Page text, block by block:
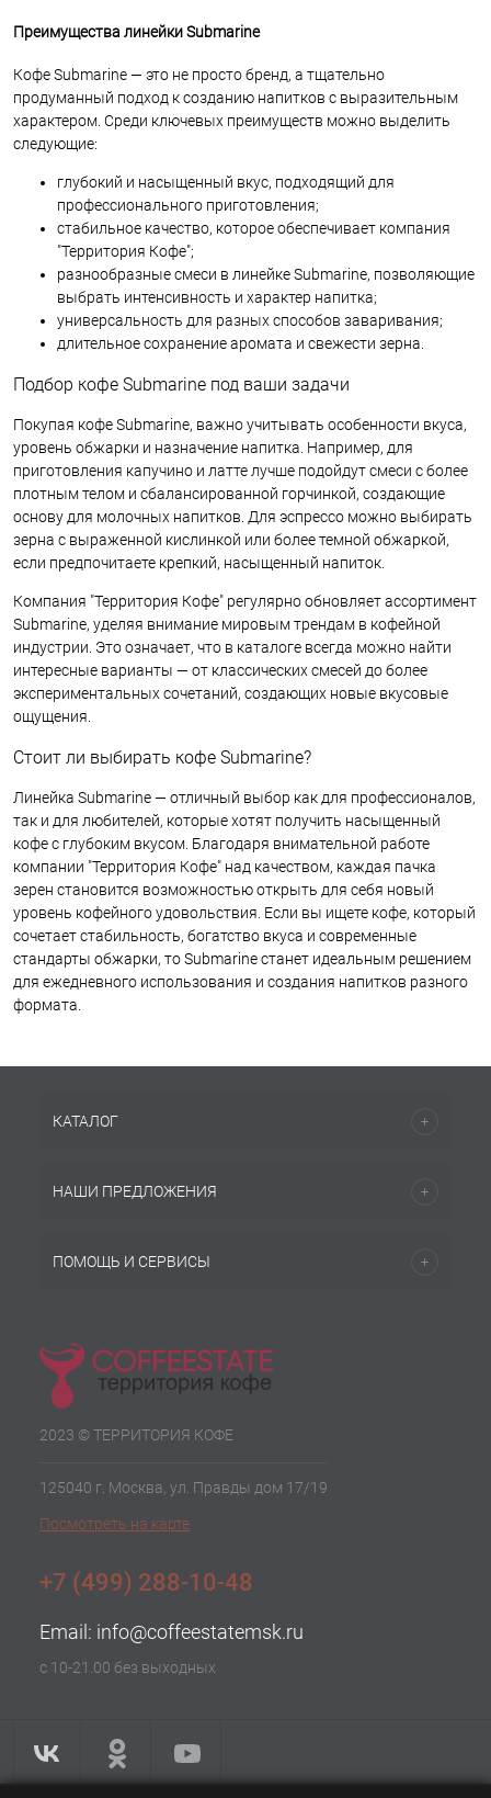
Преимущества линейки Submarine
Кофе Submarine — это не просто бренд, а тщательно
продуманный подход к созданию напитков с выразительным
характером. Среди ключевых преимуществ можно выделить
следующие:
глубокий и насыщенный вкус, подходящий для
профессионального приготовления;
стабильное качество, которое обеспечивает компания
"Территория Кофе";
разнообразные смеси в линейке Submarine, позволяющие
выбрать интенсивность и характер напитка;
универсальность для разных способов заваривания;
длительное сохранение аромата и свежести зерна.
Подбор кофе Submarine под ваши задачи
Покупая кофе Submarine, важно учитывать особенности вкуса,
уровень обжарки и назначение напитка. Например, для
приготовления капучино и латте лучше подойдут смеси с более
плотным телом и сбалансированной горчинкой, создающие
основу для молочных напитков. Для эспрессо можно выбирать
зерна с выраженной кислинкой или более темной обжаркой,
если предпочитаете крепкий, насыщенный напиток.
Компания "Территория Кофе" регулярно обновляет ассортимент
Submarine, уделяя внимание мировым трендам в кофейной
индустрии. Это означает, что в каталоге всегда можно найти
интересные варианты — от классических смесей до более
экспериментальных сочетаний, создающих новые вкусовые
ощущения.
Стоит ли выбирать кофе Submarine?
Линейка Submarine — отличный выбор как для профессионалов,
так и для любителей, которые хотят получить насыщенный
кофе с глубоким вкусом. Благодаря внимательной работе
компании "Территория Кофе" над качеством, каждая пачка
зерен становится возможностью открыть для себя новый
уровень кофейного удовольствия. Если вы ищете кофе, который
сочетает стабильность, богатство вкуса и современные
стандарты обжарки, то Submarine станет идеальным решением
для ежедневного использования и создания напитков разного
формата.
КАТАЛОГ
НАШИ ПРЕДЛОЖЕНИЯ
ПОМОЩЬ И СЕРВИСЫ
2023 © ТЕРРИТОРИЯ КОФЕ
125040 г. Москва, ул. Правды дом 17/19
Посмотреть на карте
+7 (499) 288-10-48
Email: info@coffeestatemsk.ru
с 10-21.00 без выходных